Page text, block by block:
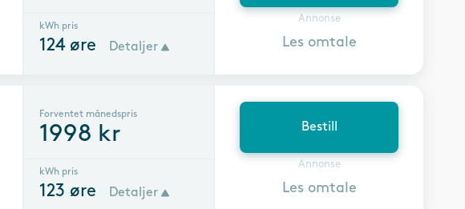
kWh pris
124øre Detaljer
Annonse
Les omtale
Forventet månedspris
1998 kr
kWh pris
123 øre Detaljer
Bestill
Annonse
Les omtale